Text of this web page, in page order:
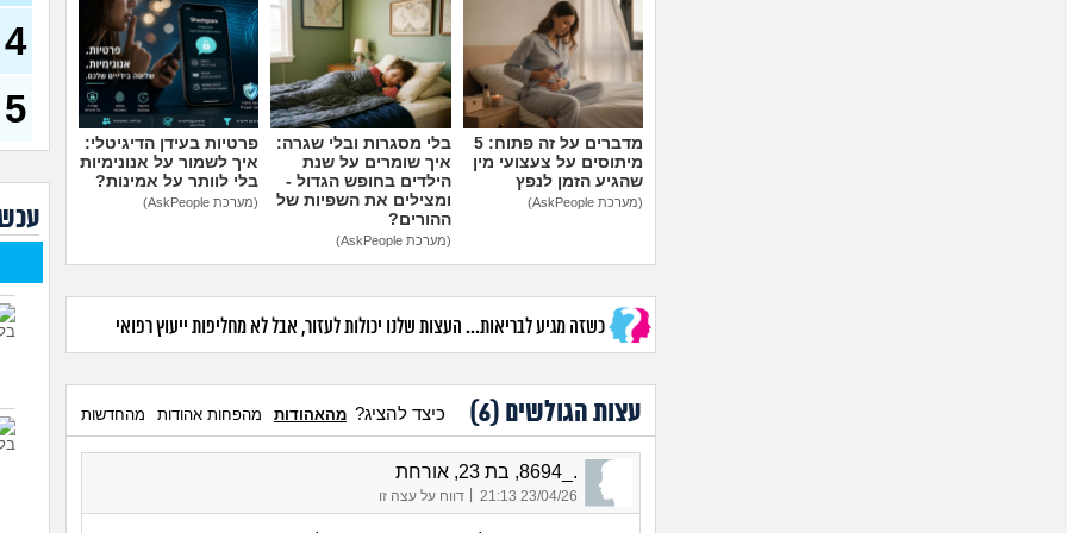
מדברים על זה פתוח: 5
מיתוסים על צעצועי מין
שהגיע הזמן לנפץ
(מערכת AskPeople)
בלי מסגרות ובלי שגרה:
איך שומרים על שנת
הילדים בחופש הגדול -
ומצילים את השפיות של
ההורים?
(מערכת AskPeople)
פרטיות בעידן הדיגיטלי:
איך לשמור על אנונימיות
בלי לוותר על אמינות?
(מערכת AskPeople)
כשזה מגיע לבריאות... העצות שלנו יכולות לעזור, אבל לא מחליפות ייעוץ רפואי
עצות הגולשים (6
) כיצד להציג? מהאהודות מהפחות אהודות מהחדשות
._8694, בת 23, אורחת
23/04/26 21:13 דווח על עצה זו
עד
4
5